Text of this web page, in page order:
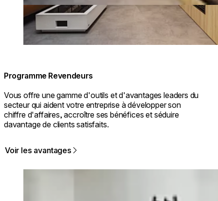
Programme Revendeurs
Vous offre une gamme d'outils et d'avantages leaders du
secteur qui aident votre entreprise à développer son
chiffre d'affaires, accroître ses bénéfices et séduire
davantage de clients satisfaits.
Voir les avantages